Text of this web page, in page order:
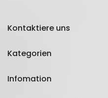
Kontaktiere uns
Kategorien
Infomation